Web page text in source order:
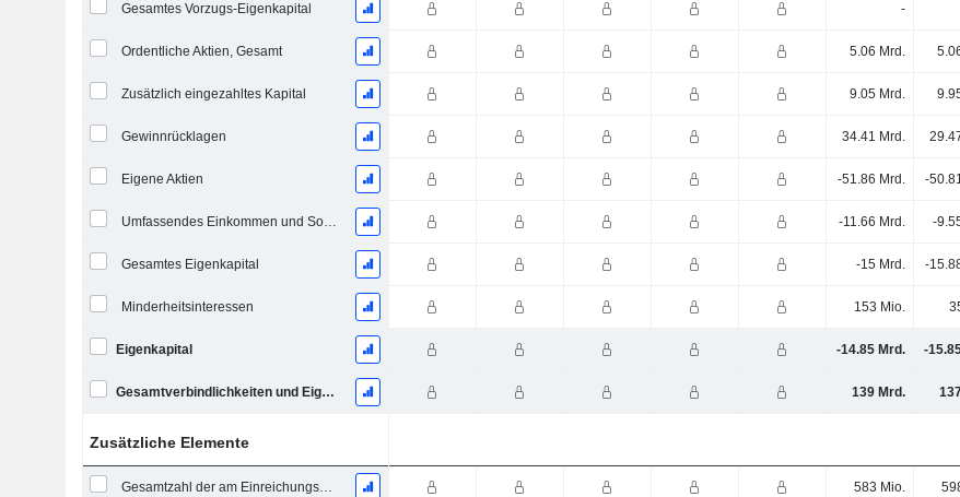
Gesamtes Vorzugs-Eigenkapital -
Ordentliche Aktien, Gesamt 5.06 Mrd.
Zusätzlich eingezahltes Kapital 9.05 Mrd.
Gewinnrücklagen 34.41 Mrd.
Eigene Aktien -51.86 Mrd. -
Umfassendes Einkommen und Sonstiges -11.66 Mrd. -
Gesamtes Eigenkapital -15 Mrd. -
Minderheitsinteressen 153 Mio.
Eigenkapital -14.85 Mrd. -
Gesamtverbindlichkeiten und Eigenkapital 139 Mrd.
Zusätzliche Elemente
Gesamtzahl der am Einreichungsdatum ausstehenden Aktien 583 Mio.